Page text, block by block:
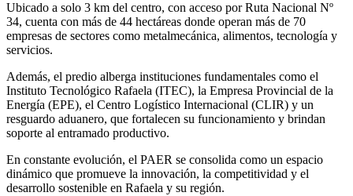
Ubicado a solo 3 km del centro, con acceso por Ruta Nacional Nº
34, cuenta con más de 44 hectáreas donde operan más de 70
empresas de sectores como metalmecánica, alimentos, tecnología y
servicios.
Además, el predio alberga instituciones fundamentales como el
Instituto Tecnológico Rafaela (ITEC), la Empresa Provincial de la
Energía (EPE), el Centro Logístico Internacional (CLIR) y un
resguardo aduanero, que fortalecen su funcionamiento y brindan
soporte al entramado productivo.
En constante evolución, el PAER se consolida como un espacio
dinámico que promueve la innovación, la competitividad y el
desarrollo sostenible en Rafaela y su región.